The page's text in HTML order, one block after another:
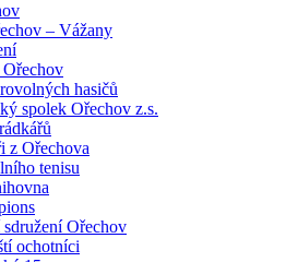
– Vážany
hasičů
spolek Ořechov z.s.
z Ořechova
tenisu
Ořechov
ochotníci